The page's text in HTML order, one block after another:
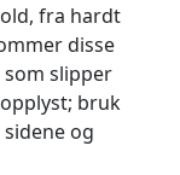
fra hardt
disse
slipper
bruk
og